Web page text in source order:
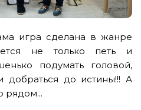
игра сделана в жанре
не только петь и
подумать головой,
добраться до истины!!! А
рядом...